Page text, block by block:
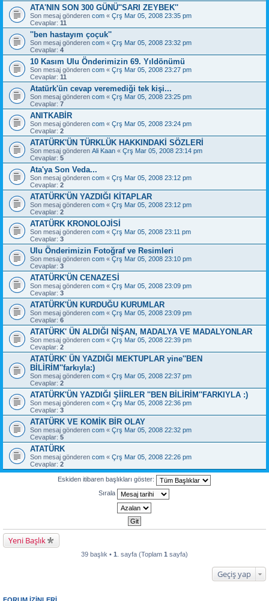
ATA'NIN SON 300 GÜNÜ''SARI ZEYBEK''
Son mesaj gönderen com « Çrş Mar 05, 2008 23:35 pm
Cevaplar: 11
''ben hastayım çoçuk''
Son mesaj gönderen com « Çrş Mar 05, 2008 23:32 pm
Cevaplar: 4
10 Kasım Ulu Önderimizin 69. Yıldönümü
Son mesaj gönderen com « Çrş Mar 05, 2008 23:27 pm
Cevaplar: 11
Atatürk'ün cevap veremediği tek kişi...
Son mesaj gönderen com « Çrş Mar 05, 2008 23:25 pm
Cevaplar: 7
ANITKABİR
Son mesaj gönderen com « Çrş Mar 05, 2008 23:24 pm
Cevaplar: 2
ATATÜRK'ÜN TÜRKLÜK HAKKINDAKİ SÖZLERİ
Son mesaj gönderen Ali Kaan « Çrş Mar 05, 2008 23:14 pm
Cevaplar: 5
Ata'ya Son Veda...
Son mesaj gönderen com « Çrş Mar 05, 2008 23:12 pm
Cevaplar: 2
ATATÜRK'ÜN YAZDIĞI KİTAPLAR
Son mesaj gönderen com « Çrş Mar 05, 2008 23:12 pm
Cevaplar: 2
ATATÜRK KRONOLOJİSİ
Son mesaj gönderen com « Çrş Mar 05, 2008 23:11 pm
Cevaplar: 3
Ulu Önderimizin Fotoğraf ve Resimleri
Son mesaj gönderen com « Çrş Mar 05, 2008 23:10 pm
Cevaplar: 3
ATATÜRK'ÜN CENAZESİ
Son mesaj gönderen com « Çrş Mar 05, 2008 23:09 pm
Cevaplar: 3
ATATÜRK'ÜN KURDUĞU KURUMLAR
Son mesaj gönderen com « Çrş Mar 05, 2008 23:09 pm
Cevaplar: 6
ATATÜRK' ÜN ALDIĞI NİŞAN, MADALYA VE MADALYONLAR
Son mesaj gönderen com « Çrş Mar 05, 2008 22:39 pm
Cevaplar: 2
ATATÜRK' ÜN YAZDIĞI MEKTUPLAR yine''BEN
BİLİRİM''farkıyla:)
Son mesaj gönderen com « Çrş Mar 05, 2008 22:37 pm
Cevaplar: 2
ATATÜRK'ÜN YAZDIĞI ŞİİRLER ''BEN BİLİRİM''FARKIYLA :)
Son mesaj gönderen com « Çrş Mar 05, 2008 22:36 pm
Cevaplar: 3
ATATÜRK VE KOMİK BİR OLAY
Son mesaj gönderen com « Çrş Mar 05, 2008 22:32 pm
Cevaplar: 5
ATATÜRK
Son mesaj gönderen com « Çrş Mar 05, 2008 22:26 pm
Cevaplar: 2
Eskiden itibaren başlıkları göster:
Sırala
Yeni Başlık
39 başlık • 1 . sayfa (Toplam 1 sayfa)
Geçiş yap
FORUM IZINLERI